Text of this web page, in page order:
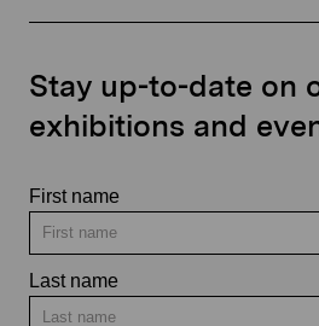
Stay up-to-date on
exhibitions and
First name
Last name